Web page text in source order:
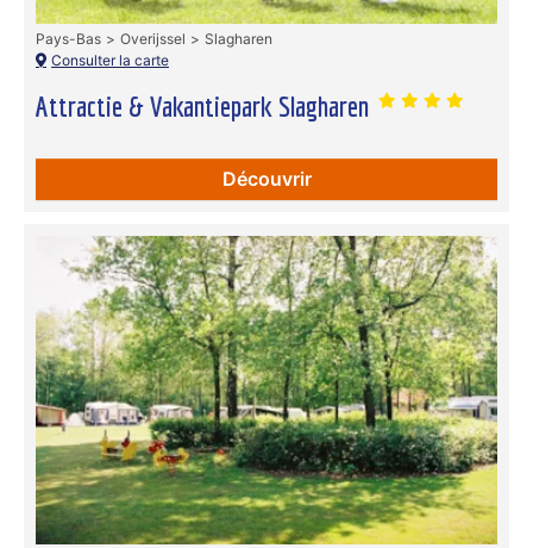
Attractie & Vakantiepark Slagharen
Pays-Bas Overijssel
Slagharen
Consulter la carte
Découvrir